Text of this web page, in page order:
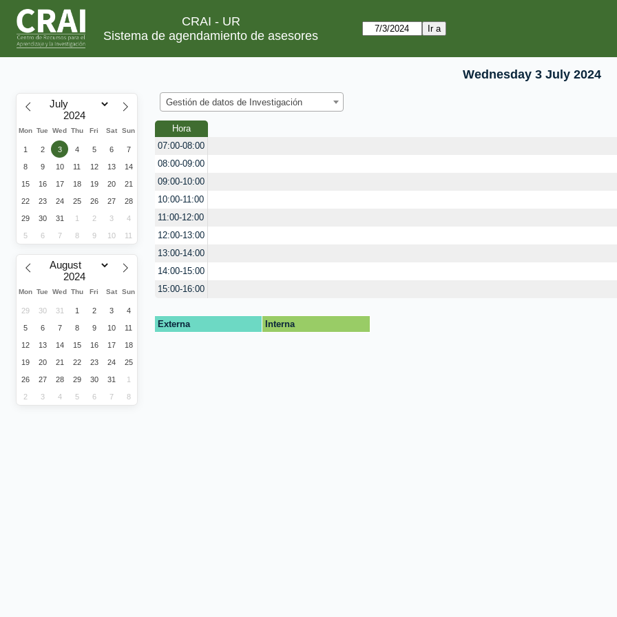
CRAI - UR
Sistema de agendamiento de asesores
Mon Tue Wed Thu Fri Sat Sun
1 2 3 4 5 6 7
8 9 10 11 12 13 14
15 16 17 18 19 20 21
22 23 24 25 26 27 28
29 30 31 1 2 3 4
5 6 7 8 9 10 11
Mon Tue Wed Thu Fri Sat Sun
29 30 31 1 2 3 4
5 6 7 8 9 10 11
12 13 14 15 16 17 18
19 20 21 22 23 24 25
26 27 28 29 30 31 1
2 3 4 5 6 7 8
Wednesday 3 July 2024
Gestión de datos de Investigación
Hora
07:00-08:00
08:00-09:00
09:00-10:00
10:00-11:00
11:00-12:00
12:00-13:00
13:00-14:00
14:00-15:00
15:00-16:00
Externa Interna